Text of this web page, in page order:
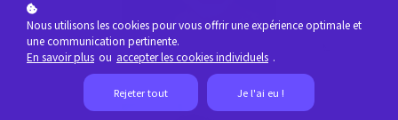
Nous utilisons les cookies pour vous offrir une expérience optimale et
une communication pertinente.
En savoir plus ou accepter les cookies individuels .
Rejeter tout Je l'ai eu !